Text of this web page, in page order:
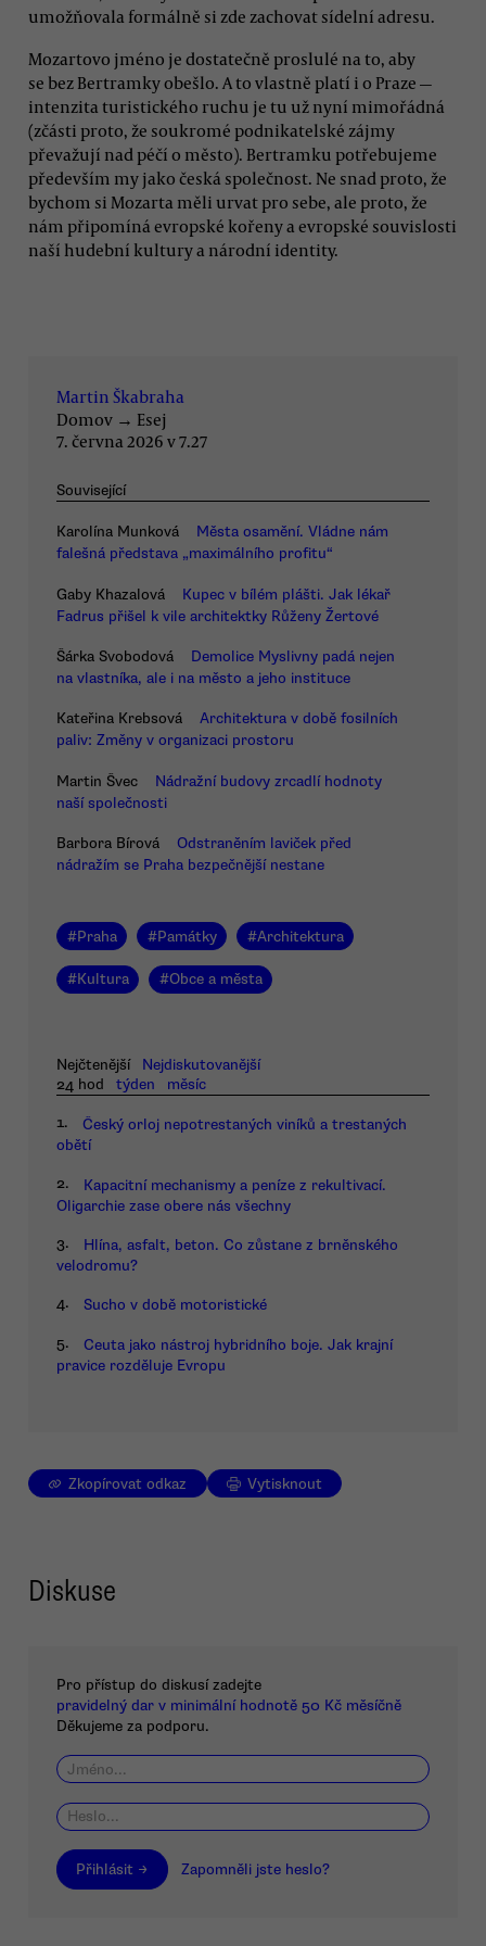
umožňovala formálně si zde zachovat sídelní adresu.
Mozartovo jméno je dostatečně proslulé na to, aby
se bez Bertramky obešlo. A to vlastně platí i o Praze —
intenzita turistického ruchu je tu už nyní mimořádná
(zčásti proto, že soukromé podnikatelské zájmy
převažují nad péčí o město). Bertramku potřebujeme
především my jako česká společnost. Ne snad proto, že
bychom si Mozarta měli urvat pro sebe, ale proto, že
nám připomíná evropské kořeny a evropské souvislosti
naší hudební kultury a národní identity.
Martin Škabraha
Domov → Esej
7. června 2026 v 7.27
Související
Karolína Munková
Města osamění. Vládne nám
falešná představa „maximálního profitu“
Gaby Khazalová
Kupec v bílém plášti. Jak lékař
Fadrus přišel k vile architektky Růženy Žertové
Šárka Svobodová
Demolice Myslivny padá nejen
na vlastníka, ale i na město a jeho instituce
Kateřina Krebsová
Architektura v době fosilních
paliv: Změny v organizaci prostoru
Martin Švec
Nádražní budovy zrcadlí hodnoty
naší společnosti
Barbora Bírová
Odstraněním laviček před
nádražím se Praha bezpečnější nestane
#Praha #Památky #Architektura
#Kultura #Obce a města
Nejčtenější
Nejdiskutovanější
24 hod
týden měsíc
1.
Český orloj nepotrestaných viníků a trestaných
obětí
2.
Kapacitní mechanismy a peníze z rekultivací.
Oligarchie zase obere nás všechny
3.
Hlína, asfalt, beton. Co zůstane z brněnského
velodromu?
4. Sucho v době motoristické
5.
Ceuta jako nástroj hybridního boje. Jak krajní
pravice rozděluje Evropu
Zkopírovat odkaz Vytisknout
Diskuse
Pro přístup do diskusí zadejte
pravidelný dar v minimální hodnotě 50 Kč měsíčně
Děkujeme za podporu.
Přihlásit → Zapomněli jste heslo?